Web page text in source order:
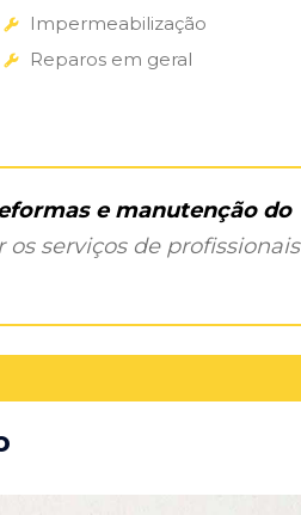
Impermeabilização
Reparos em geral
e manutenção do
serviços de profissionais